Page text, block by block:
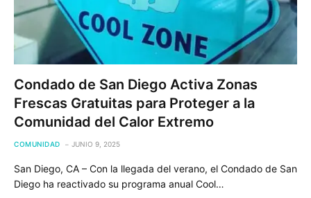
Condado de San Diego Activa Zonas
Frescas Gratuitas para Proteger a la
Comunidad del Calor Extremo
COMUNIDAD JUNIO 9, 2025
San Diego, CA – Con la llegada del verano, el Condado de San
Diego ha reactivado su programa anual Cool…